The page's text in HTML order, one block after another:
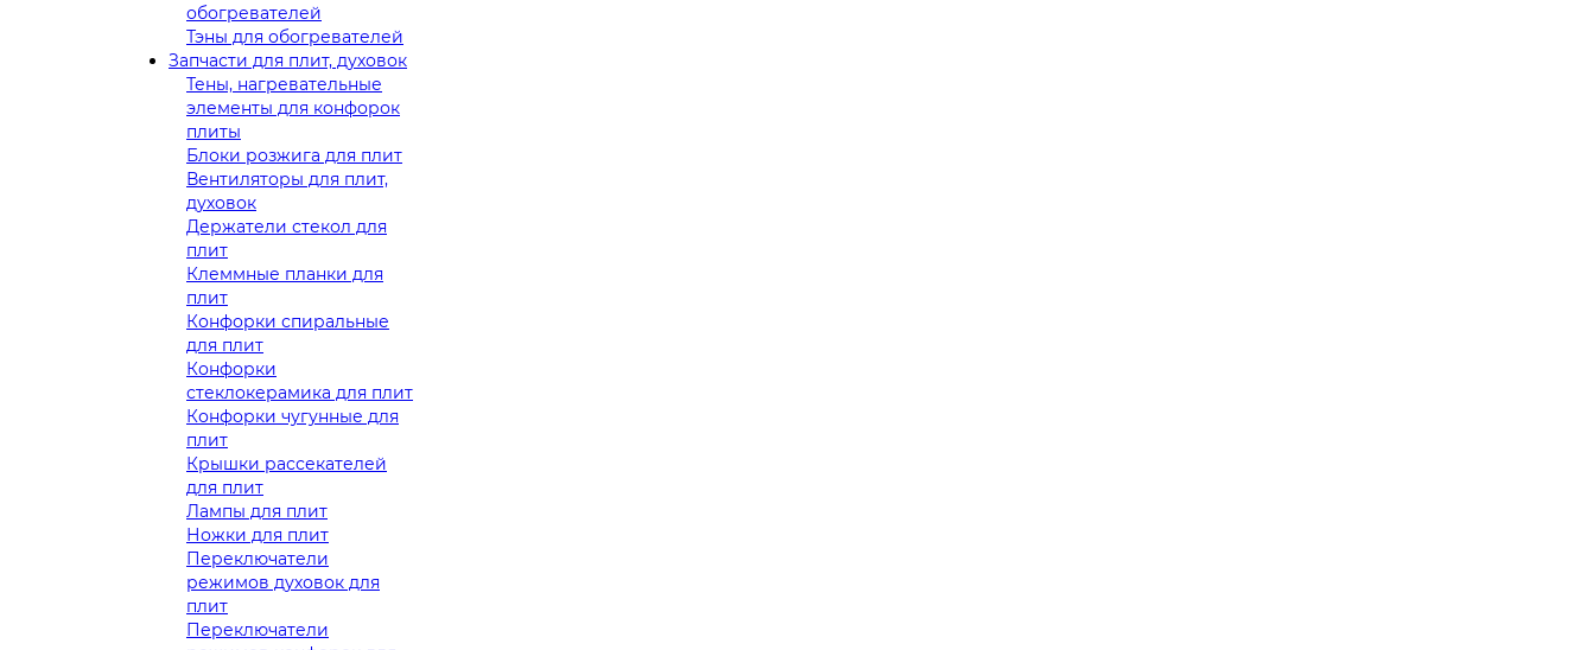
обогревателей
Тэны для обогревателей
Запчасти для плит, духовок
Тены, нагревательные
элементы для конфорок
плиты
Блоки розжига для плит
Вентиляторы для плит,
духовок
Держатели стекол для
плит
Клеммные планки для
плит
Конфорки спиральные
для плит
Конфорки
стеклокерамика для плит
Конфорки чугунные для
плит
Крышки рассекателей
для плит
Лампы для плит
Ножки для плит
Переключатели
режимов духовок для
плит
Переключатели